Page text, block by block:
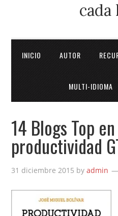
INICIO AUTOR
MULTI-IDIOMA
14 Blogs Top
productividad
31 diciembre 2015 byadmin